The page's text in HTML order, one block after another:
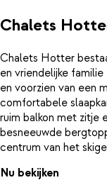
Chalets
Chalets Hotter
en vriendelijke
en voorzien van een
comfortabele
ruim balkon met zitje
besneeuwde
centrum van het
de chalets. Na een
helemaal bijkomen
Nu bekijken